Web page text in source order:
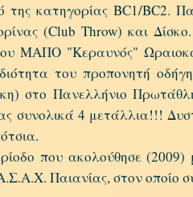
της κατηγορίας BC1/BC2.
(Club Throw) και
ΜΑΠΟ "Κεραυνός"
του προπονητή
στο Πανελλήνιο
συνολικά 4 μετάλλια!!!
που ακολούθησε
Παιανίας, στον οποίο